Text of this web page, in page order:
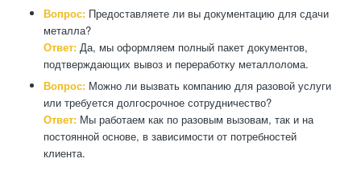
Вопрос:Предоставляете ли вы документацию для сдачи
металла?
Ответ:Да, мы оформляем полный пакет документов,
подтверждающих вывоз и переработку металлолома.
Вопрос:Можно ли вызвать компанию для разовой услуги
или требуется долгосрочное сотрудничество?
Ответ:Мы работаем как по разовым вызовам, так и на
постоянной основе, в зависимости от потребностей
клиента.